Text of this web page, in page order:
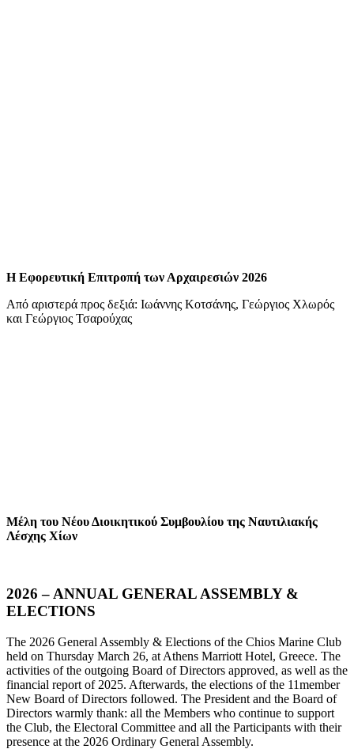
Η Εφορευτική Επιτροπή των Αρχαιρεσιών 2026
Από αριστερά προς δεξιά: Ιωάννης Κοτσάνης, Γεώργιος Χλωρός
και Γεώργιος Τσαρούχας
Μέλη του Νέου Διοικητικού Συμβουλίου της Ναυτιλιακής
Λέσχης Χίων
2026 – ANNUAL GENERAL ASSEMBLY &
ELECTIONS
The 2026 General Assembly & Elections of the Chios Marine Club
held on Thursday March 26, at Athens Marriott Hotel, Greece. The
activities of the outgoing Board of Directors approved, as well as the
financial report of 2025. Afterwards, the elections of the 11member
New Board of Directors followed. The President and the Board of
Directors warmly thank: all the Members who continue to support
the Club, the Electoral Committee and all the Participants with their
presence at the 2026 Ordinary General Assembly.